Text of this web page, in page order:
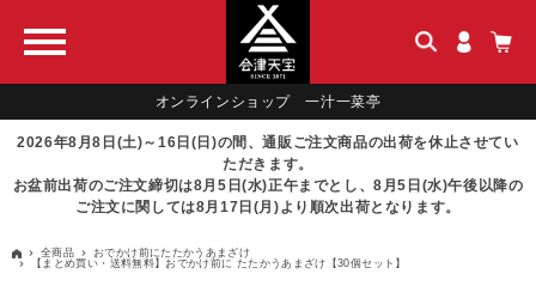
オンラインショップ 一汁一菜亭
2026年8月8日(土)～16日(日)の間、通販ご注文商品の出荷を休止させてい
ただきます。
お盆前出荷のご注文締切は8月5日(水)正午までとし、8月5日(水)午後以降の
ご注文に関しては8月17日(月)より順次出荷となります。
全商品
おでかけ前にたたかうあまざけ
【まとめ買い・送料無料】おでかけ前に たたかうあまざけ【30個セット】